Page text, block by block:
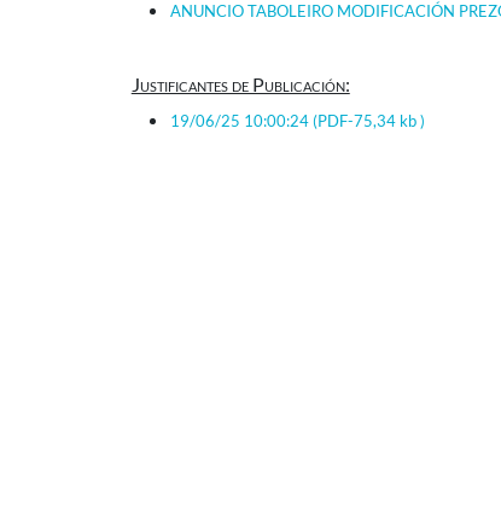
ANUNCIO TABOLEIRO MODIFICACIÓN
Justificantes de Publicación:
19/06/25 10:00:24(PDF-75,34 kb )